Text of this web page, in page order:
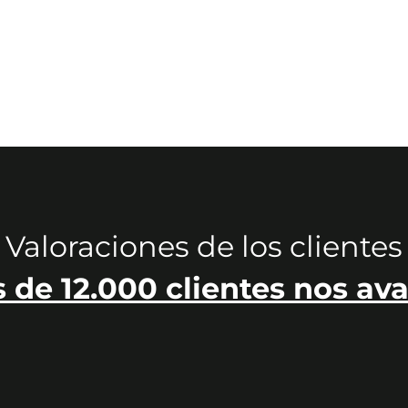
Valoraciones de los clientes
de 12.000 clientes nos